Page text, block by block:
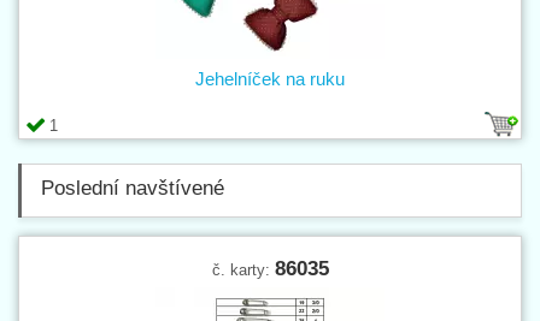
1
Jehelníček na ruku
Poslední navštívené
č. karty: 86035